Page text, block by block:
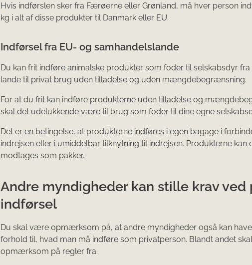
Hvis indførslen sker fra Færøerne eller Grønland, må hver person
kg i alt af disse produkter til Danmark eller EU.
Indførsel fra EU- og samhandelslande
Du kan frit indføre animalske produkter som foder til selskabsdyr fra
lande til privat brug uden tilladelse og uden mængdebegrænsning.
For at du frit kan indføre produkterne uden tilladelse og
skal det udelukkende være til brug som foder til dine egne
Det er en betingelse, at produkterne indføres i egen bagage i
indrejsen eller i umiddelbar tilknytning til indrejsen. Produkterne kan
modtages som pakker.
Andre myndigheder kan stille krav ved
indførsel
Du skal være opmærksom på, at andre myndigheder også kan
forhold til, hvad man må indføre som privatperson. Blandt andet
opmærksom på regler fra: